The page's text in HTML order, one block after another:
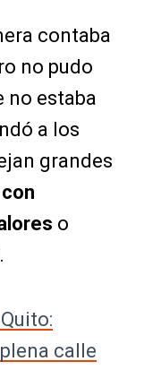
contaba
no pudo
no estaba
a los
grandes
o
calle